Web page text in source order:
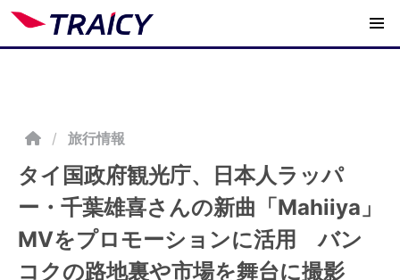
/ 旅行情報
タイ国政府観光庁、日本人ラッパ
ー・千葉雄喜さんの新曲「Mahiiya」
MVをプロモーションに活用 バン
コクの路地裏や市場を舞台に撮影